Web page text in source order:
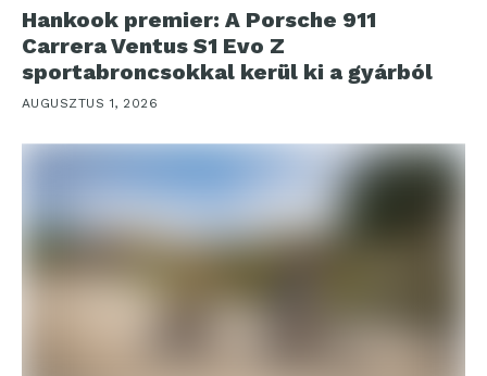
Hankook premier: A Porsche 911
Carrera Ventus S1 Evo Z
sportabroncsokkal kerül ki a gyárból
AUGUSZTUS 1, 2026